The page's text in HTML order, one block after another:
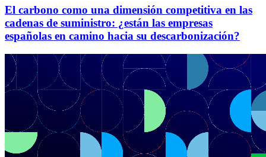
El carbono como una dimensión competitiva en las
cadenas de suministro: ¿están las empresas
españolas en camino hacia su descarbonización?